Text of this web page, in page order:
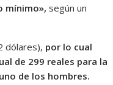
mínimo», según un
dólares), por lo cual
de 299 reales para la
de los hombres.